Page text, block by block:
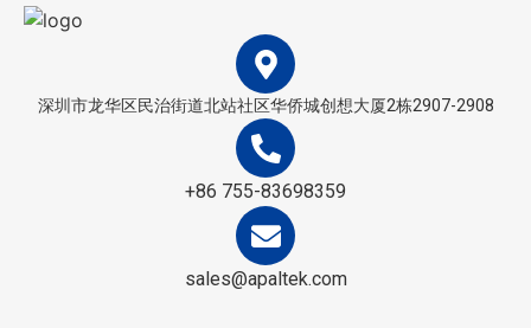
深圳市龙华区民治街道北站社区华侨城创想大厦2栋2907-2908
+86 755-83698359
sales@apaltek.com